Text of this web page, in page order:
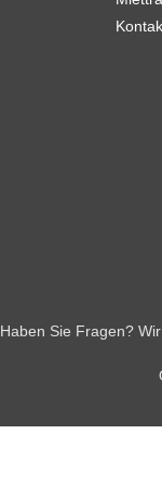
Haben Sie Fragen?